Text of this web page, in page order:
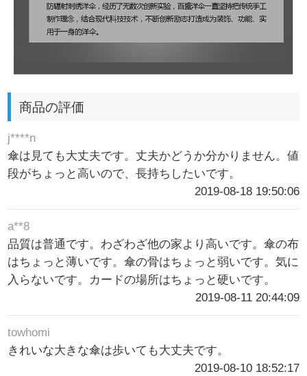
商品の評価
j****n
傘は見ても大丈夫です。丈夫かどうか分かりません。値
段がちょっと高いので、長持ちしたいです。
2019-08-18 19:50:06
a**8
品質は普通です。わざわざ他の家より高いです。傘の布
はちょっと薄いです。傘の骨はちょっと弱いです。気に
入らないです。カードの場所はちょっと硬いです。
2019-08-11 20:44:09
towhomi
きれいな大きな傘は歩いても大丈夫です。
2019-08-10 18:52:17